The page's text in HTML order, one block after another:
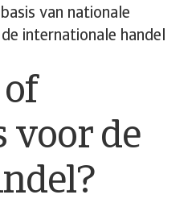
van nationale
internationale handel
voor de